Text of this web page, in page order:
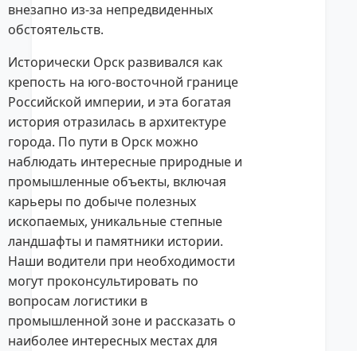
внезапно из-за непредвиденных
обстоятельств.
Исторически Орск развивался как
крепость на юго-восточной границе
Российской империи, и эта богатая
история отразилась в архитектуре
города. По пути в Орск можно
наблюдать интересные природные и
промышленные объекты, включая
карьеры по добыче полезных
ископаемых, уникальные степные
ландшафты и памятники истории.
Наши водители при необходимости
могут проконсультировать по
вопросам логистики в
промышленной зоне и рассказать о
наиболее интересных местах для